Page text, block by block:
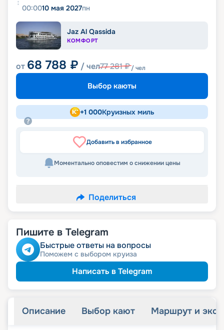
00:0010 мая 2027пн
Jaz Al Qassida
КОМФОРТ
от 68 788 ₽ / чел77 281₽/ чел
Выбор каюты
+1 000Круизных миль
Добавить в избранное
Моментально оповестим о снижении цены
Поделиться
Пишите в Telegram
Быстрые ответы на вопросы
Поможем с выбором круиза
Написать в Telegram
Описание Выбор кают Маршрут и